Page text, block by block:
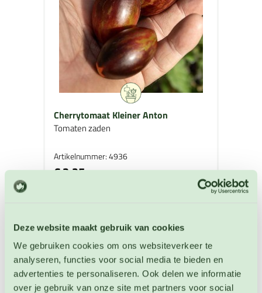
Deze website maakt gebruik van cookies
We gebruiken cookies om ons websiteverkeer te
analyseren, functies voor social media te bieden en
advertenties te personaliseren. Ook delen we informatie
over je gebruik van onze site met partners voor social
Cherrytomaat Kleiner Anton
Tomaten zaden
Artikelnummer: 4936
€ 3,25